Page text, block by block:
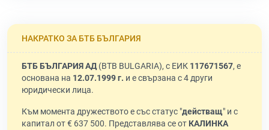
НАКРАТКО ЗА БТБ БЪЛГАРИЯ
БТБ БЪЛГАРИЯ АД(BTB BULGARIA), с ЕИК 117671567, е
основана на 12.07.1999 г. и е свързана с 4 други
юридически лица.
Към момента дружеството е със статус "действащ" и с
капитал от € 637 500. Представлява се от КАЛИНКА